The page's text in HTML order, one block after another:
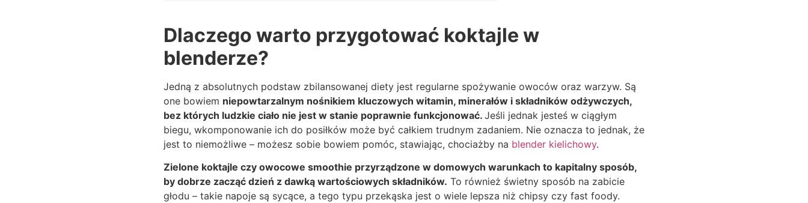
Dlaczego warto przygotować koktajle w
blenderze?
Jedną z absolutnych podstaw zbilansowanej diety jest regularne spożywanie owoców oraz warzyw. Są
one bowiem niepowtarzalnym nośnikiem kluczowych witamin, minerałów i składników odżywczych,
bez których ludzkie ciało nie jest w stanie poprawnie funkcjonować. Jeśli jednak jesteś w ciągłym
biegu, wkomponowanie ich do posiłków może być całkiem trudnym zadaniem. Nie oznacza to jednak, że
jest to niemożliwe – możesz sobie bowiem pomóc, stawiając, chociażby na blender kielichowy.
Zielone koktajle czy owocowe smoothie przyrządzone w domowych warunkach to kapitalny sposób,
by dobrze zacząć dzień z dawką wartościowych składników. To również świetny sposób na zabicie
głodu – takie napoje są sycące, a tego typu przekąska jest o wiele lepsza niż chipsy czy fast foody.